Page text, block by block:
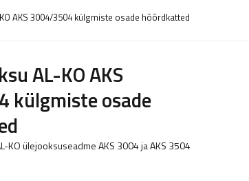
AKS 3004/3504 külgmiste osade hõõrdkatted
AL-KO AKS
külgmiste osade
KO ülejooksuseadme AKS 3004 ja AKS 3504